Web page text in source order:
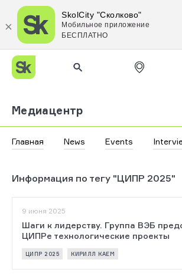
SkolCity "Сколково"
Мобильное приложение
БЕСПЛАТНО
Медиацентр
Главная News Events
Информация по тегу "ЦИПР 2025"
9 июня 2025
Шаги к лидерству. Группа ВЭБ
ЦИПРе технологические проекты
ЦИПР 2025 КИРИЛЛ КАЕМ